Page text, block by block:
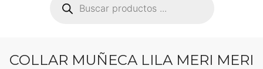
productos
COLLAR MUÑECA LILA MERI MERI